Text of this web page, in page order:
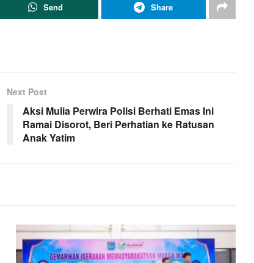
Send Share
Next Post
Aksi Mulia Perwira Polisi Berhati Emas Ini
Ramai Disorot, Beri Perhatian ke Ratusan
Anak Yatim